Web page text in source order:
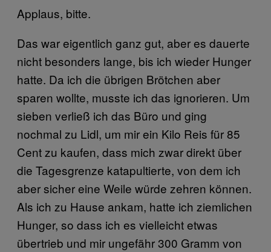
Applaus, bitte.
Das war eigentlich ganz gut, aber es dauerte
nicht besonders lange, bis ich wieder Hunger
hatte. Da ich die übrigen Brötchen aber
sparen wollte, musste ich das ignorieren. Um
sieben verließ ich das Büro und ging
nochmal zu Lidl, um mir ein Kilo Reis für 85
Cent zu kaufen, dass mich zwar direkt über
die Tagesgrenze katapultierte, von dem ich
aber sicher eine Weile würde zehren können.
Als ich zu Hause ankam, hatte ich ziemlichen
Hunger, so dass ich es vielleicht etwas
übertrieb und mir ungefähr 300 Gramm von